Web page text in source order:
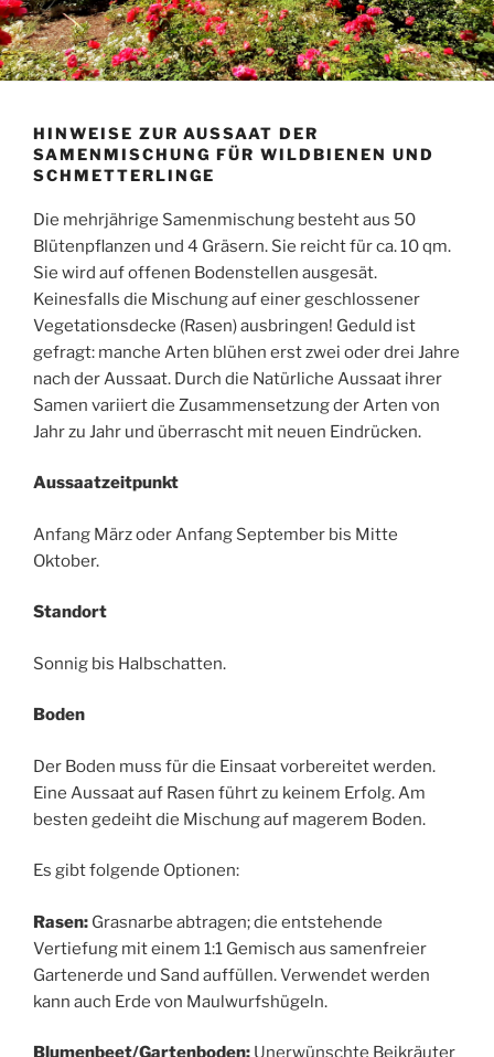
HINWEISE ZUR AUSSAAT DER
SAMENMISCHUNG FÜR WILDBIENEN UND
SCHMETTERLINGE
Die mehrjährige Samenmischung besteht aus 50
Blütenpflanzen und 4 Gräsern. Sie reicht für ca. 10 qm.
Sie wird auf offenen Bodenstellen ausgesät.
Keinesfalls die Mischung auf einer geschlossener
Vegetationsdecke (Rasen) ausbringen! Geduld ist
gefragt: manche Arten blühen erst zwei oder drei Jahre
nach der Aussaat. Durch die Natürliche Aussaat ihrer
Samen variiert die Zusammensetzung der Arten von
Jahr zu Jahr und überrascht mit neuen Eindrücken.
Aussaatzeitpunkt
Anfang März oder Anfang September bis Mitte
Oktober.
Standort
Sonnig bis Halbschatten.
Boden
Der Boden muss für die Einsaat vorbereitet werden.
Eine Aussaat auf Rasen führt zu keinem Erfolg. Am
besten gedeiht die Mischung auf magerem Boden.
Es gibt folgende Optionen:
Rasen: Grasnarbe abtragen; die entstehende
Vertiefung mit einem 1:1 Gemisch aus samenfreier
Gartenerde und Sand auffüllen. Verwendet werden
kann auch Erde von Maulwurfshügeln.
Blumenbeet/Gartenboden: Unerwünschte Beikräuter